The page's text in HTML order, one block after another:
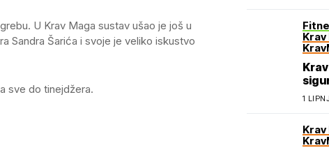
U Krav Maga sustav ušao je još u
Sandra Šarića i svoje je veliko iskustvo
sve do tinejdžera.
1